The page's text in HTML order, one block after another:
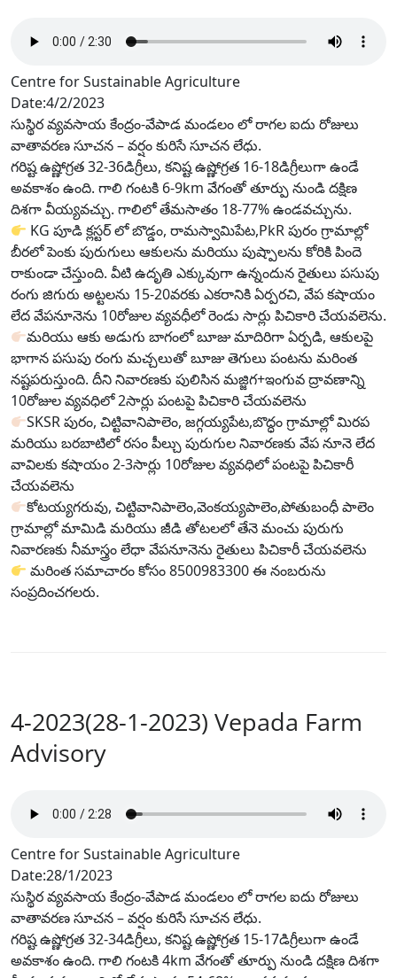
Centre for Sustainable Agriculture
Date:4/2/2023
సుస్థిర వ్యవసాయ కేంద్రం-వేపాడ మండలం లో రాగల ఐదు రోజులు
వాతావరణ సూచన – వర్షం కురిసే సూచన లేధు.
గరిష్ట ఉష్ణోగ్రత 32-36డిగ్రీలు, కనిష్ట ఉష్ణోగ్రత 16-18డిగ్రీలుగా ఉండే
అవకాశం ఉంది. గాలి గంటకి 6-9km వేగంతో తూర్పు నుండి దక్షిణ
దిశగా వీయ్యవచ్చు. గాలిలో తేమసాతం 18-77% ఉండవచ్చును.
KG పూడి క్లస్టర్ లో బొడ్డం, రామస్వామిపేట,PkR పురం గ్రామాల్లో
బీరలో పెంకు పురుగులు ఆకులను మరియు పుష్పాలను కోరికి పిందె
రాకుండా చేస్తుంది. వీటి ఉదృతి ఎక్కువుగా ఉన్నందున రైతులు పసుపు
రంగు జిగురు అట్టలను 15-20వరకు ఎకరానికి ఏర్పరచి, వేప కషాయం
లేద వేపనూనెను 10రోజుల వ్యవధీలో రెండు సార్లు పిచికారి చేయవలెను.
మరియు ఆకు అడుగు బాగంలో బూజు మాదిరిగా ఏర్పడి, ఆకులపై
భాగాన పసుపు రంగు మచ్చలుతో బూజు తెగులు పంటను మరింత
నష్టపరుస్తుంది. దీని నివారణకు పులిసిన మజ్జిగ+ఇంగువ ద్రావణాన్ని
10రోజుల వ్యవధిలో 2సార్లు పంటపై పిచికారి చేయవలెను
SKSR పురం, చిట్టివానిపాలెం, జగ్గయ్యపేట,బొద్ధం గ్రామాల్లో మిరప
మరియు బరబాటిలో రసం పీల్చు పురుగుల నివారణకు వేప నూనె లేద
వావిలకు కషాయం 2-3సార్లు 10రోజుల వ్యవధిలో పంటపై పిచికారీ
చేయవలెను
కోటయ్యగరువు, చిట్టివానిపాలెం,వెంకయ్యపాలెం,పోతుబంధీ పాలెం
గ్రామాల్లో మామిడి మరియు జీడి తోటలలో తేనె మంచు పురుగు
నివారణకు నీమాస్త్రం లేధా వేపనూనెను రైతులు పిచికారీ చేయవలెను
మరింత సమాచారం కోసం 8500983300 ఈ నంబరును
సంప్రదించగలరు.
4-2023(28-1-2023) Vepada Farm
Advisory
Centre for Sustainable Agriculture
Date:28/1/2023
సుస్థిర వ్యవసాయ కేంద్రం-వేపాడ మండలం లో రాగల ఐదు రోజులు
వాతావరణ సూచన – వర్షం కురిసే సూచన లేధు.
గరిష్ట ఉష్ణోగ్రత 32-34డిగ్రీలు, కనిష్ట ఉష్ణోగ్రత 15-17డిగ్రీలుగా ఉండే
అవకాశం ఉంది. గాలి గంటకి 4km వేగంతో తూర్పు నుండి దక్షిణ దిశగా